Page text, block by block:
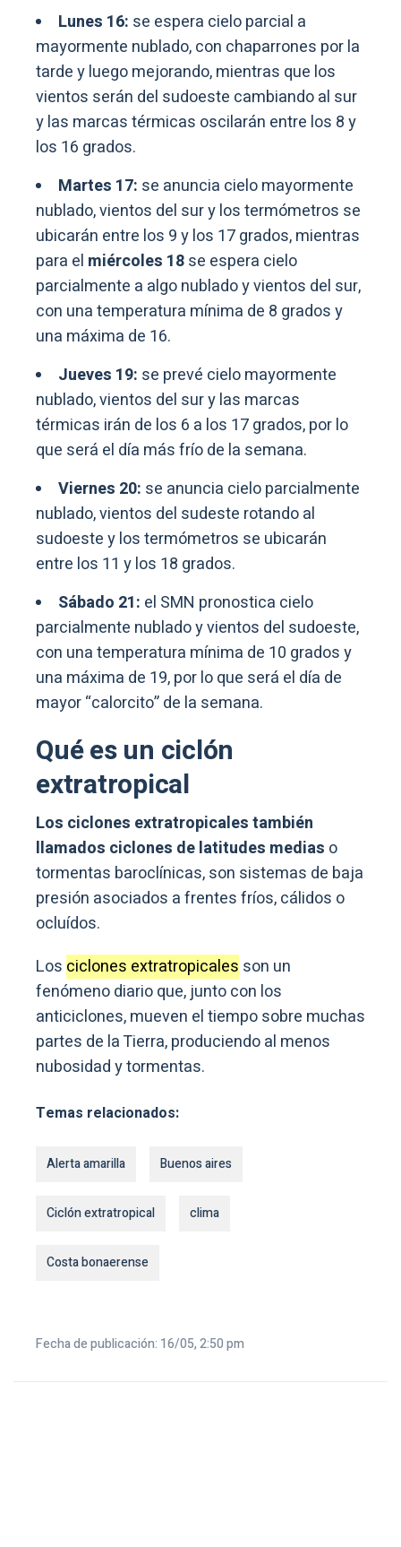
Lunes 16: se espera cielo parcial a
mayormente nublado, con chaparrones por la
tarde y luego mejorando, mientras que los
vientos serán del sudoeste cambiando al sur
y las marcas térmicas oscilarán entre los 8 y
los 16 grados.
Martes 17: se anuncia cielo mayormente
nublado, vientos del sur y los termómetros se
ubicarán entre los 9 y los 17 grados, mientras
para el miércoles 18se espera cielo
parcialmente a algo nublado y vientos del sur,
con una temperatura mínima de 8 grados y
una máxima de 16.
Jueves 19: se prevé cielo mayormente
nublado, vientos del sur y las marcas
térmicas irán de los 6 a los 17 grados, por lo
que será el día más frío de la semana.
Viernes 20: se anuncia cielo parcialmente
nublado, vientos del sudeste rotando al
sudoeste y los termómetros se ubicarán
entre los 11 y los 18 grados.
Sábado 21: el SMN pronostica cielo
parcialmente nublado y vientos del sudoeste,
con una temperatura mínima de 10 grados y
una máxima de 19, por lo que será el día de
mayor “calorcito” de la semana.
Qué es un ciclón
extratropical
Los ciclones extratropicales también
llamados ciclones de latitudes medias o
tormentas baroclínicas, son sistemas de baja
presión asociados a frentes fríos, cálidos o
ocluídos.
Los ciclones extratropicales son un
fenómeno diario que, junto con los
anticiclones, mueven el tiempo sobre muchas
partes de la Tierra, produciendo al menos
nubosidad y tormentas.
Temas relacionados:
Alerta amarilla Buenos aires
Ciclón extratropical clima
Costa bonaerense
Fecha de publicación: 16/05, 2:50 pm